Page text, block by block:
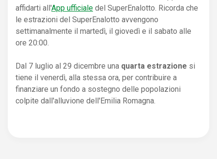
affidarti all'App ufficiale del SuperEnalotto. Ricorda che
le estrazioni del SuperEnalotto avvengono
settimanalmente il martedì, il giovedì e il sabato alle
ore 20:00.
Dal 7 luglio al 29 dicembre una quarta estrazione si
tiene il venerdì, alla stessa ora, per contribuire a
finanziare un fondo a sostegno delle popolazioni
colpite dall'alluvione dell'Emilia Romagna.